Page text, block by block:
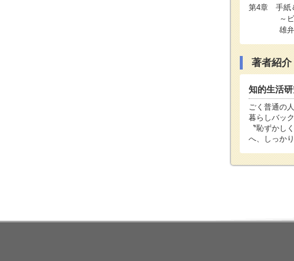
第4章 手紙
～ビジネ
雄弁な
著者紹介
知的生活
ごく普通の
暮らしバッ
〝恥ずかし
へ、しっかり